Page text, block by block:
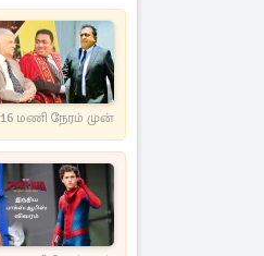
16 மணி நேரம் முன்